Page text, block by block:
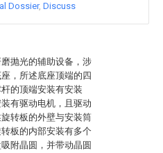
抛光的辅助设备，涉
，所述底座顶端的四
的顶端安装有安装
有驱动电机，且驱动
转板的外壁与安装筒
板的内部安装有多个
附晶圆，并带动晶圆
Dossier Discuss